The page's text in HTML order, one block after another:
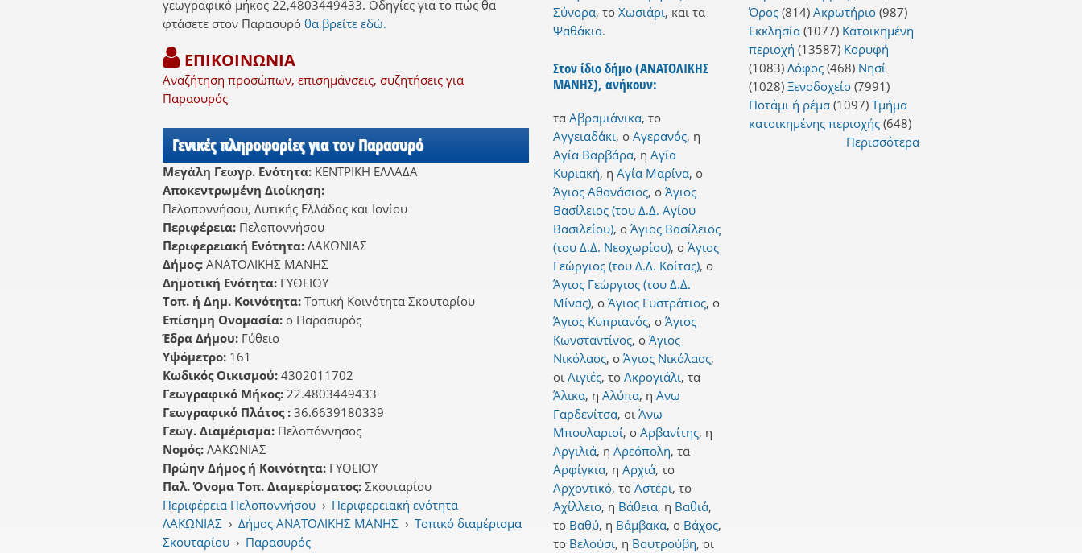
γεωγραφικό μήκος 22,4803449433. Οδηγίες για το πώς θα
φτάσετε στον Παρασυρό θα βρείτε εδώ.
ΕΠΙΚΟΙΝΩΝΙΑ
Αναζήτηση προσώπων, επισημάνσεις, συζητήσεις για
Παρασυρός
Γενικές πληροφορίες για τον Παρασυρό
Μεγάλη Γεωγρ. Ενότητα: ΚΕΝΤΡΙΚΗ ΕΛΛΑΔΑ
Αποκεντρωμένη Διοίκηση:
Πελοποννήσου, Δυτικής Ελλάδας και Ιονίου
Περιφέρεια: Πελοποννήσου
Περιφερειακή Ενότητα: ΛΑΚΩΝΙΑΣ
Δήμος: ΑΝΑΤΟΛΙΚΗΣ ΜΑΝΗΣ
Δημοτική Ενότητα: ΓΥΘΕΙΟΥ
Τοπ. ή Δημ. Κοινότητα: Τοπική Κοινότητα Σκουταρίου
Επίσημη Ονομασία: ο Παρασυρός
Έδρα Δήμου: Γύθειο
Υψόμετρο: 161
Κωδικός Οικισμού: 4302011702
Γεωγραφικό Μήκος: 22.4803449433
Γεωγραφικό Πλάτος : 36.6639180339
Γεωγ. Διαμέρισμα: Πελοπόννησος
Νομός: ΛΑΚΩΝΙΑΣ
Πρώην Δήμος ή Κοινότητα: ΓΥΘΕΙΟΥ
Παλ. Όνομα Τοπ. Διαμερίσματος: Σκουταρίου
Περιφέρεια Πελοποννήσου › Περιφερειακή ενότητα
ΛΑΚΩΝΙΑΣ › Δήμος ΑΝΑΤΟΛΙΚΗΣ ΜΑΝΗΣ › Τοπικό διαμέρισμα
Σκουταρίου › Παρασυρός
Σύνορα, το Χωσιάρι, και τα
Ψαθάκια.
Στον ίδιο δήμο (ΑΝΑΤΟΛΙΚΗΣ
ΜΑΝΗΣ), ανήκουν:
τα Αβραμιάνικα, το
Αγγειαδάκι, ο Αγερανός, η
Αγία Βαρβάρα, η Αγία
Κυριακή, η Αγία Μαρίνα, ο
Άγιος Αθανάσιος, ο Άγιος
Βασίλειος (του Δ.Δ. Αγίου
Βασιλείου), ο Άγιος Βασίλειος
(του Δ.Δ. Νεοχωρίου), ο Άγιος
Γεώργιος (του Δ.Δ. Κοίτας), ο
Άγιος Γεώργιος (του Δ.Δ.
Μίνας), ο Άγιος Ευστράτιος, ο
Άγιος Κυπριανός, ο Άγιος
Κωνσταντίνος, ο Άγιος
Νικόλαος, ο Άγιος Νικόλαος,
οι Αιγιές, το Ακρογιάλι, τα
Άλικα, η Αλύπα, η Ανω
Γαρδενίτσα, οι Άνω
Μπουλαριοί, ο Αρβανίτης, η
Αργιλιά, η Αρεόπολη, τα
Αρφίγκια, η Αρχιά, το
Αρχοντικό, το Αστέρι, το
Αχίλλειο, η Βάθεια, η Βαθιά,
το Βαθύ, η Βάμβακα, ο Βάχος,
το Βελούσι, η Βουτρούβη, οι
Όρος(814) Ακρωτήριο(987)
Εκκλησία(1077) Κατοικημένη
περιοχή (13587) Κορυφή
(1083) Λόφος(468) Νησί
(1028) Ξενοδοχείο(7991)
Ποτάμι ή ρέμα(1097) Τμήμα
κατοικημένης περιοχής(648)
Περισσότερα